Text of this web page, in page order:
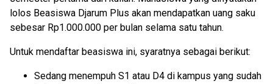
lolos Beasiswa Djarum Plus akan mendapatkan uang saku
sebesar Rp1.000.000 per bulan selama satu tahun.
Untuk mendaftar beasiswa ini, syaratnya sebagai berikut:
Sedang menempuh S1 atau D4 di kampus yang sudah